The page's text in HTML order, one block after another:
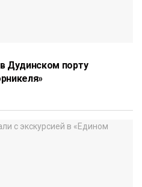
Дудинском порту